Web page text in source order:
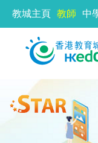
教城主頁 教師 中